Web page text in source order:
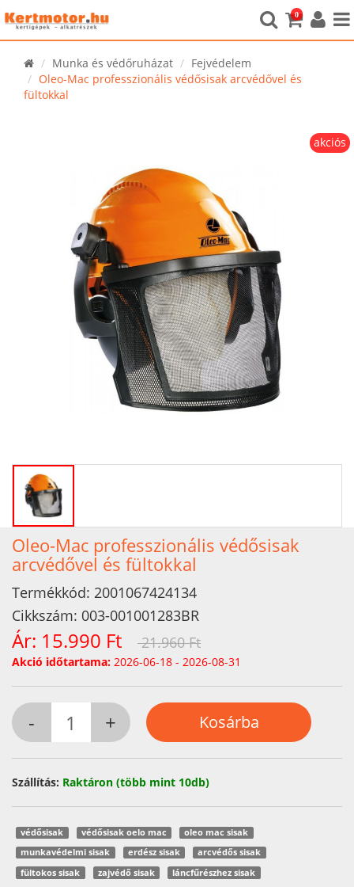
0
Munka és védőruházat
Fejvédelem
Oleo-Mac professzionális védősisak arcvédővel és
fültokkal
akciós
Oleo-Mac professzionális védősisak
arcvédővel és fültokkal
Termékkód: 2001067424134
Cikkszám: 003-001001283BR
Ár: 15.990 Ft 21.960 Ft
Akció időtartama: 2026-06-18 - 2026-08-31
Szállítás: Raktáron (több mint 10db)
védősisak védősisak oelo mac
oleo mac sisak
munkavédelmi sisak
erdész sisak
arcvédős sisak
fültokos sisak
zajvédő sisak
láncfűrészhez sisak